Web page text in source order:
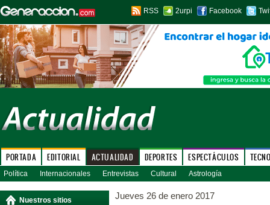
RSS 2urpi Facebook
PORTADA EDITORIAL ACTUALIDAD DEPORTES ESPECTÁCULOS
Política Internacionales Entrevistas Cultural Astrología
Nuestros sitios Jueves 26 de enero 2017